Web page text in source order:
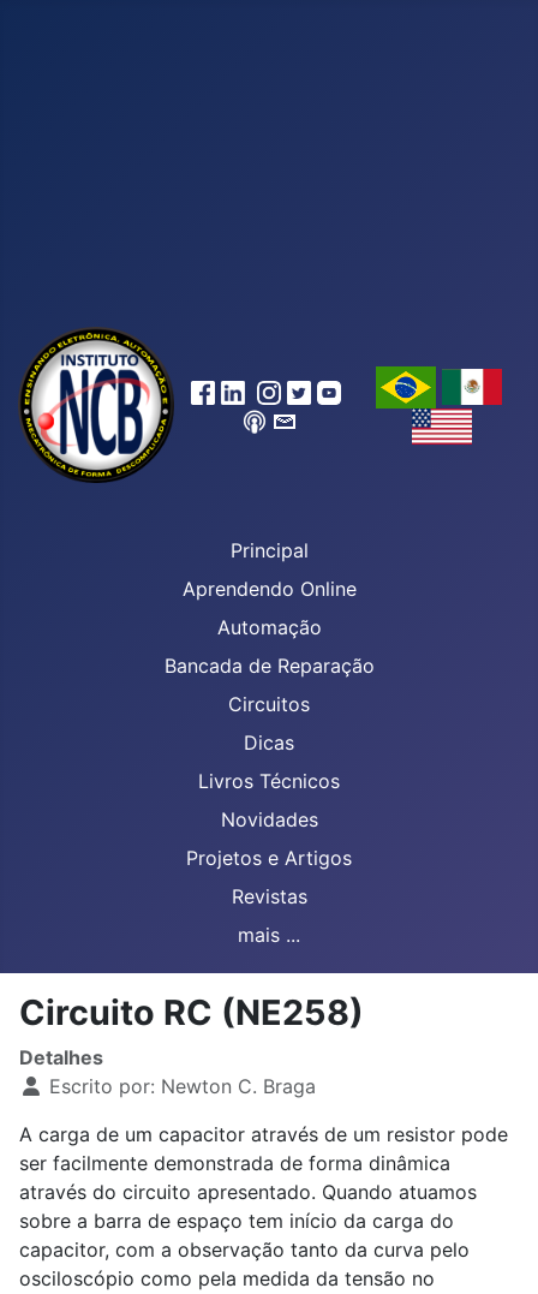
Principal
Aprendendo Online
Automação
Bancada de Reparação
Circuitos
Dicas
Livros Técnicos
Novidades
Projetos e Artigos
Revistas
mais ...
Circuito RC (NE258)
Detalhes
Escrito por: Newton C. Braga
A carga de um capacitor através de um resistor pode
ser facilmente demonstrada de forma dinâmica
através do circuito apresentado. Quando atuamos
sobre a barra de espaço tem início da carga do
capacitor, com a observação tanto da curva pelo
osciloscópio como pela medida da tensão no